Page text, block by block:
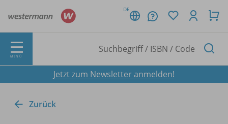
DE
MENÜ
Jetzt zum Newsletter anmelden!
Zurück